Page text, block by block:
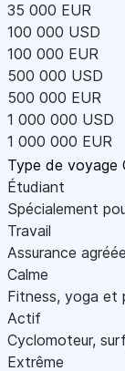
35 000 EUR
100 000 USD
100 000 EUR
500 000 USD
500 000 EUR
1 000 000 USD
1 000 000 EUR
Type de voyage
Étudiant
Spécialement
Travail
Assurance
Calme
Fitness, yoga et
Actif
Cyclomoteur,
Extrême